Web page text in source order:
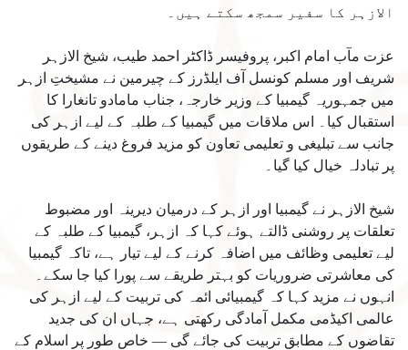
الازہر کا سفیر سمجھ سکتے ہیں۔
عزت مآب امام اکبر، پروفیسر ڈاکٹر احمد طیب، شیخ الازہر
شریف اور مسلم کونسل آف ایلڈرز کے چیرمین نے مشیختِ ازہر
میں جمہوریہ گیمبیا کے وزیر خارجہ، جناب مامادو تانغارا کا
استقبال کیا۔ اس ملاقات میں گیمبیا کے طلبہ کے لیے ازہر کی
جانب سے تبلیغی و تعلیمی تعاون کو مزید فروغ دینے کے طریقوں
پر تبادلہ خیال کیا گیا۔
شیخ الازہر نے گیمبیا اور ازہر کے درمیان دیرینہ اور مضبوط
تعلقات پر روشنی ڈالتے ہوئے کہا کہ ازہر، گیمبیا کے طلبہ کے
لیے تعلیمی وظائف میں اضافہ کرنے کے لیے تیار ہے، تاکہ گیمبیا
کی معاشرتی ضروریات کو بہتر طریقے سے پورا کیا جا سکے۔
انہوں نے مزید کہا کہ گیمبیائی ائمہ کی تربیت کے لیے ازہر کی
عالمی اکیڈمی مکمل آمادگی رکھتی ہے، جہاں ان کی جدید
تقاضوں کے مطابق تربیت کی جائے گی — خاص طور پر اسلام کے